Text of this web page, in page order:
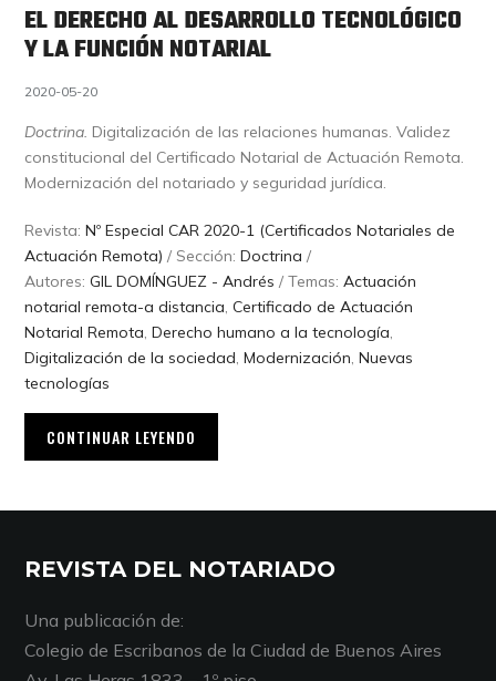
EL DERECHO AL DESARROLLO TECNOLÓGICO
Y LA FUNCIÓN NOTARIAL
2020-05-20
Doctrina. Digitalización de las relaciones humanas. Validez
constitucional del Certificado Notarial de Actuación Remota.
Modernización del notariado y seguridad jurídica.
Revista:Nº Especial CAR 2020-1 (Certificados Notariales de
Actuación Remota) / Sección:Doctrina /
Autores:GIL DOMÍNGUEZ - Andrés / Temas:Actuación
notarial remota-a distancia,Certificado de Actuación
Notarial Remota,Derecho humano a la tecnología,
Digitalización de la sociedad,Modernización,Nuevas
tecnologías
CONTINUAR LEYENDO
REVISTA DEL NOTARIADO
Una publicación de:
Colegio de Escribanos de la Ciudad de Buenos Aires